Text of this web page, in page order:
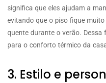
significa que eles ajudam a
evitando que o piso fique
quente durante o verão.
para o conforto térmico da
3. Estilo e